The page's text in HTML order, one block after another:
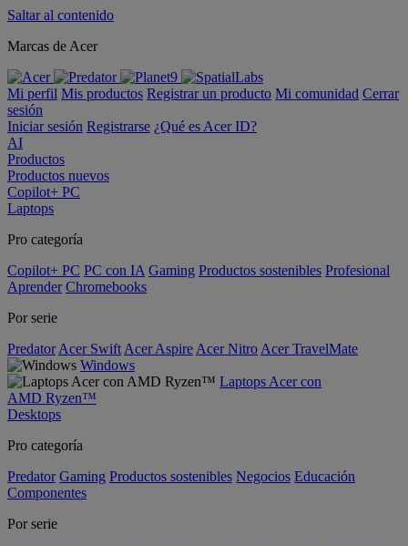
Saltar al contenido
Marcas de Acer
Mi perfil Mis productos Registrar un producto Mi comunidad Cerrar
sesión
Iniciar sesión Registrarse ¿Qué es Acer ID?
AI
Productos
Productos nuevos
Copilot+ PC
Laptops
Pro categoría
Copilot+ PC PC con IA Gaming Productos sostenibles Profesional
Aprender Chromebooks
Por serie
Predator Acer Swift Acer Aspire Acer Nitro Acer TravelMate
Windows
Laptops Acer con
AMD Ryzen™
Desktops
Pro categoría
Predator Gaming Productos sostenibles Negocios Educación
Componentes
Por serie